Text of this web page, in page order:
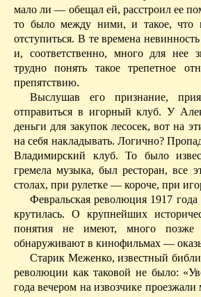
мало ли — обещал ей, расстроил ее
то было между ними, и такое, что
отступиться. В те времена
и, соответственно, много для нее
трудно понять такое трепетное
препятствию.
Выслушав его признание,
отправиться в игорный клуб. У
деньги для закупок лесосек, вот на
на себя накладывать. Логично?
Владимирский клуб. То было
гремела музыка, был ресторан, все
столах, при рулетке — короче, при
Февральская революция 1917
крутилась. О крупнейших
понятия не имеют, много
обнаруживают в кинофильмах —
Старик Меженко, известный
революции как таковой не было:
года вечером на извозчике